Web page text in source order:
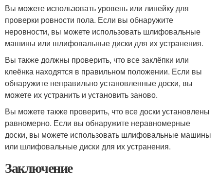
Вы можете использовать уровень или линейку для
проверки ровности пола. Если вы обнаружите
неровности, вы можете использовать шлифовальные
машины или шлифовальные диски для их устранения.
Вы также должны проверить, что все заклёпки или
клеёнка находятся в правильном положении. Если вы
обнаружите неправильно установленные доски, вы
можете их устранить и установить заново.
Вы можете также проверить, что все доски установлены
равномерно. Если вы обнаружите неравномерные
доски, вы можете использовать шлифовальные машины
или шлифовальные диски для их устранения.
Заключение